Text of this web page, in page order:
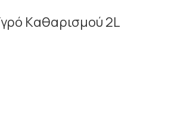
Kαθαρισμού 2L